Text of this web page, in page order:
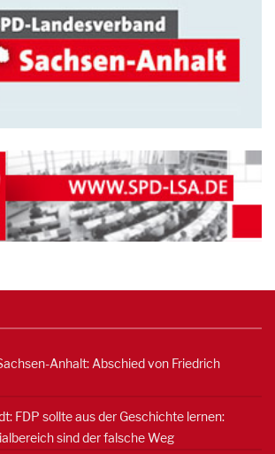
Anhalt: Abschied von Friedrich
FDP sollte aus der Geschichte lernen:
sind der falsche Weg